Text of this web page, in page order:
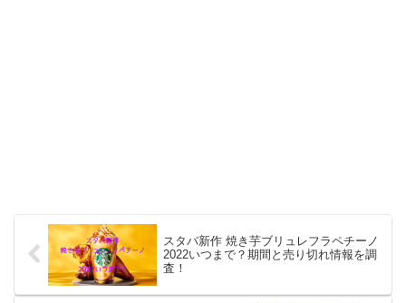
スタバ新作 焼き芋ブリュレフラペチーノ
2022いつまで？期間と売り切れ情報を調
査！